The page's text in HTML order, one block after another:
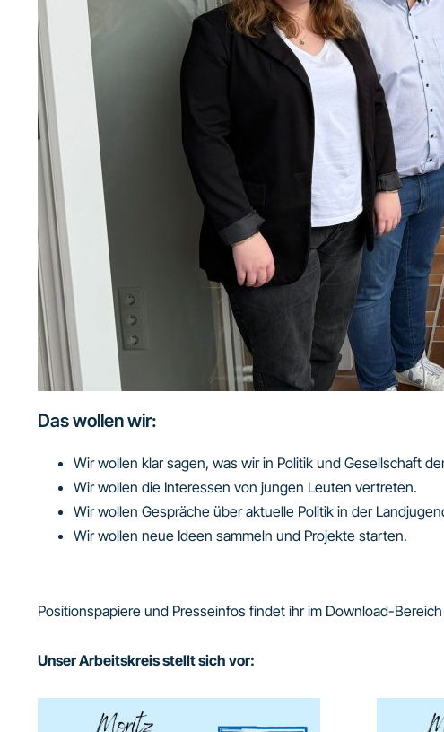
Das wollen wir:
Wir wollen klar sagen, was wir in Politik und Gesellschaft
Wir wollen die Interessen von jungen Leuten vertreten.
Wir wollen Gespräche über aktuelle Politik in der
Wir wollen neue Ideen sammeln und Projekte starten.
Positionspapiere und Presseinfos findet ihr im Download-
Unser Arbeitskreis stellt sich vor: